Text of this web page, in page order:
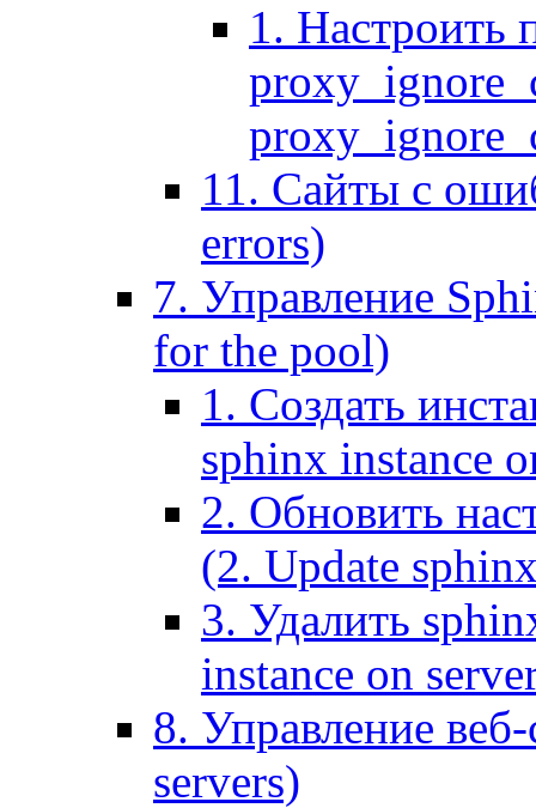
1. Настроить
11. Сайты с
errors)
7. Управление
for the pool)
1. Создать
sphinx instance
2. Обновить
(2. Update
3. Удалить
instance on
8. Управление
servers)